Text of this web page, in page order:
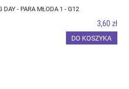
DAY - PARA MŁODA 1 - G12
3,60 zł
DO KOSZYKA